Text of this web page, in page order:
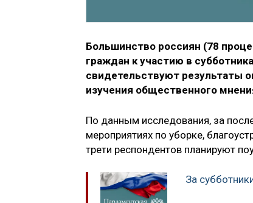
Большинство россиян (78
граждан к участию в
свидетельствуют результаты
изучения общественного
По данным исследования, за
мероприятиях по уборке,
трети респондентов планируют
За